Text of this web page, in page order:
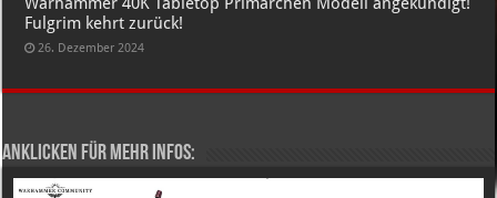
Fulgrim kehrt zurück!
26. Dezember 2024
Anklicken für mehr Infos: